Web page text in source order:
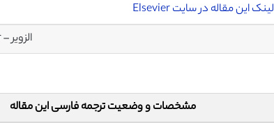
لینک این مقاله در سایت Elsevier
الزویر – Elsevier
مشخصات و وضعیت ترجمه فارسی این مقاله